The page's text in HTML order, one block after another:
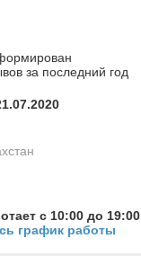
за последний год
с 10:00 до 19:00
график работы